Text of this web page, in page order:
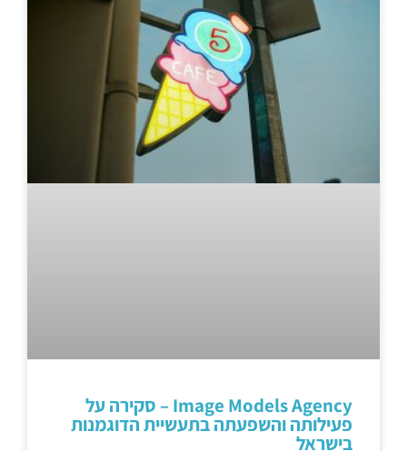
Image Models Agency – סקירה על
פעילותה והשפעתה בתעשיית הדוגמנות
בישראל